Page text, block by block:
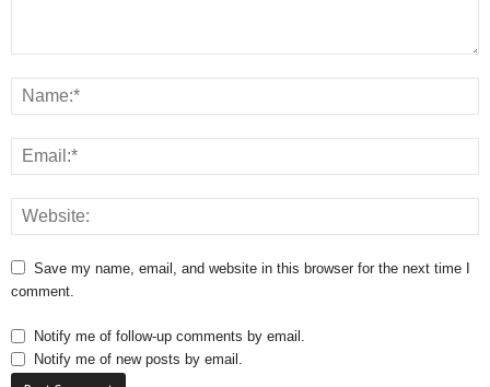
Save my name, email, and website in this browser for the next time I
comment.
Notify me of follow-up comments by email.
Notify me of new posts by email.